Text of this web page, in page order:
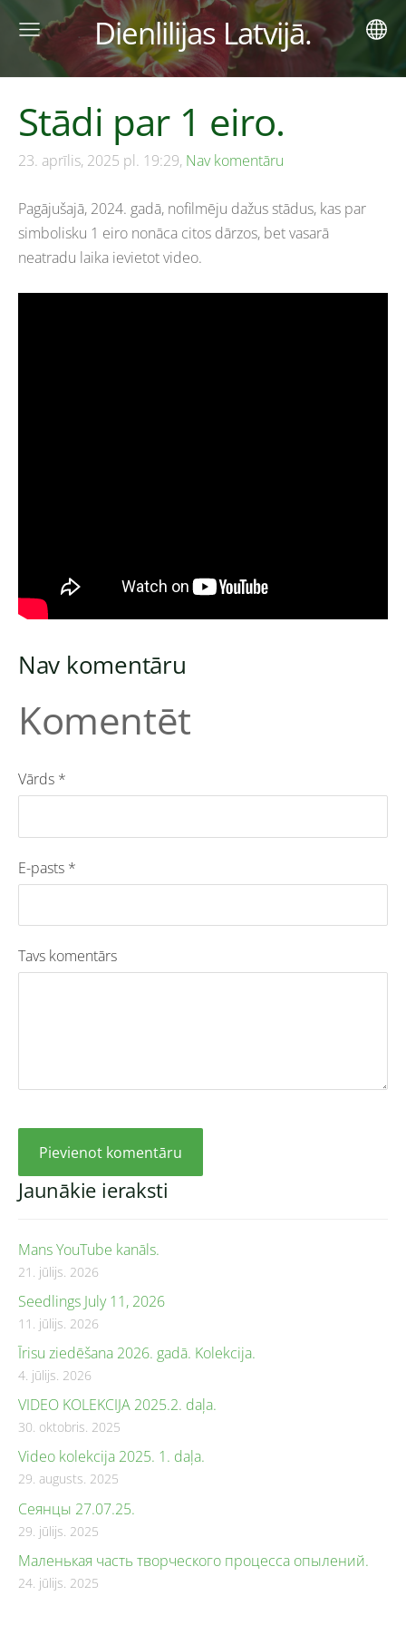
Dienlilijas Latvijā.
Jaunākie ieraksti
Mans YouTube kanāls.
21. jūlijs. 2026
Seedlings July 11, 2026
11. jūlijs. 2026
Īrisu ziedēšana 2026. gadā. Kolekcija.
4. jūlijs. 2026
VIDEO KOLEKCIJA 2025.2. daļa.
30. oktobris. 2025
Video kolekcija 2025. 1. daļa.
29. augusts. 2025
Сеянцы 27.07.25.
29. jūlijs. 2025
Маленькая часть творческого процесса опылений.
24. jūlijs. 2025
Stādi par 1 eiro.
23. aprīlis, 2025 pl. 19:29, Nav komentāru
Pagājušajā, 2024. gadā, nofilmēju dažus stādus, kas par
simbolisku 1 eiro nonāca citos dārzos, bet vasarā
neatradu laika ievietot video.
Nav komentāru
Komentēt
Vārds *
E-pasts *
Tavs komentārs